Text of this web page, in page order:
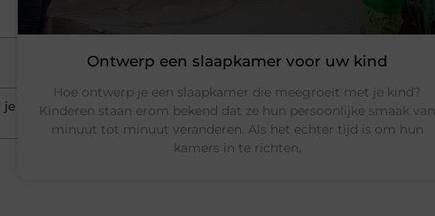
je
Ontwerp een slaapkamer voor uw kind
Hoe ontwerp je een slaapkamer die meegroeit met je kind?
Kinderen staan erom bekend dat ze hun persoonlijke smaak van
minuut tot minuut veranderen. Als het echter tijd is om hun
kamers in te richten,